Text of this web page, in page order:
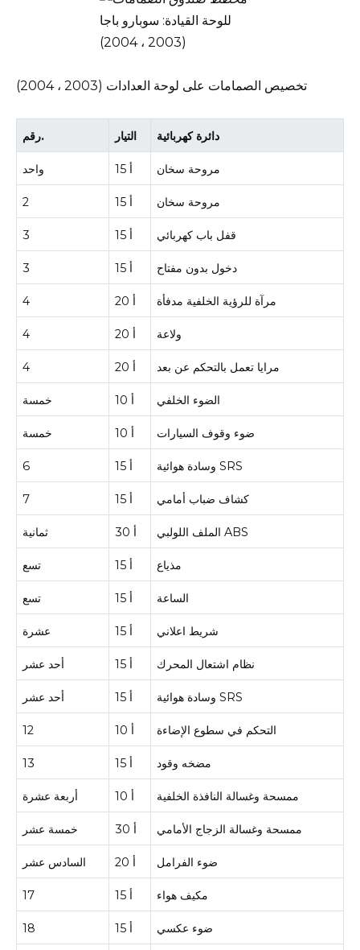
تخصيص الصمامات على لوحة العدادات (2003 ، 2004)
رقم. التيار دائرة كهربائية
واحد 15 أ مروحة سخان
2 15 أ مروحة سخان
3 15 أ قفل باب كهربائي
3 15 أ دخول بدون مفتاح
4 20 أ مرآة للرؤية الخلفية مدفأة
4 20 أ ولاعة
4 20 أ مرايا تعمل بالتحكم عن بعد
خمسة 10 أ الضوء الخلفي
خمسة 10 أ ضوء وقوف السيارات
6 15 أ وسادة هوائية SRS
7 15 أ كشاف ضباب أمامي
ثمانية 30 أ الملف اللولبي ABS
تسع 15 أ مذياع
تسع 15 أ الساعة
عشرة 15 أ شريط اعلاني
أحد عشر 15 أ نظام اشتعال المحرك
أحد عشر 15 أ وسادة هوائية SRS
12 10 أ التحكم في سطوع الإضاءة
13 15 أ مضخه وقود
أربعة عشرة 10 أ ممسحة وغسالة النافذة الخلفية
خمسة عشر 30 أ ممسحة وغسالة الزجاج الأمامي
السادس عشر 20 أ ضوء الفرامل
17 15 أ مكيف هواء
18 15 أ ضوء عكسي